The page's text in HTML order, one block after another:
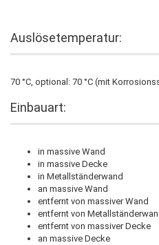
Auslösetemperatur:
70 °C, optional: 70 °C (mit
Einbauart:
in massive Wand
in massive Decke
in Metallständerwand
an massive Wand
entfernt von massiver Wand
entfernt von
entfernt von massiver Decke
an massive Decke